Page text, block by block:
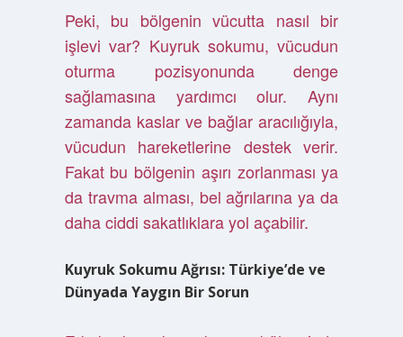
Peki, bu bölgenin vücutta nasıl bir
işlevi var? Kuyruk sokumu, vücudun
oturma pozisyonunda denge
sağlamasına yardımcı olur. Aynı
zamanda kaslar ve bağlar aracılığıyla,
vücudun hareketlerine destek verir.
Fakat bu bölgenin aşırı zorlanması ya
da travma alması, bel ağrılarına ya da
daha ciddi sakatlıklara yol açabilir.
Kuyruk Sokumu Ağrısı: Türkiye’de ve
Dünyada Yaygın Bir Sorun